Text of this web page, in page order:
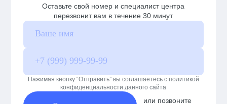
Оставьте свой номер и специалист центра
перезвонит вам в течение 30 минут
Нажимая кнопку “Отправить” вы соглашаетесь с политикой
конфиденциальности данного сайта
или позвоните